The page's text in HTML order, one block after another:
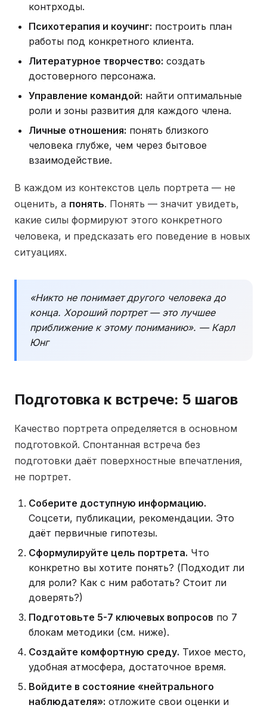
контрходы.
Психотерапия и коучинг: построить план
работы под конкретного клиента.
Литературное творчество: создать
достоверного персонажа.
Управление командой: найти оптимальные
роли и зоны развития для каждого члена.
Личные отношения: понять близкого
человека глубже, чем через бытовое
взаимодействие.
В каждом из контекстов цель портрета — не
оценить, а понять. Понять — значит увидеть,
какие силы формируют этого конкретного
человека, и предсказать его поведение в новых
ситуациях.
«Никто не понимает другого человека до
конца. Хороший портрет — это лучшее
приближение к этому пониманию». — Карл
Юнг
Подготовка к встрече: 5 шагов
Качество портрета определяется в основном
подготовкой. Спонтанная встреча без
подготовки даёт поверхностные впечатления,
не портрет.
Соберите доступную информацию.
Соцсети, публикации, рекомендации. Это
даёт первичные гипотезы.
Сформулируйте цель портрета. Что
конкретно вы хотите понять? (Подходит ли
для роли? Как с ним работать? Стоит ли
доверять?)
Подготовьте 5-7 ключевых вопросов по 7
блокам методики (см. ниже).
Создайте комфортную среду. Тихое место,
удобная атмосфера, достаточное время.
Войдите в состояние «нейтрального
наблюдателя»: отложите свои оценки и